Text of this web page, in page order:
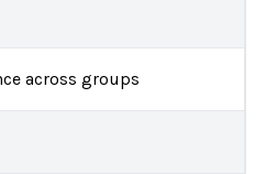
across groups